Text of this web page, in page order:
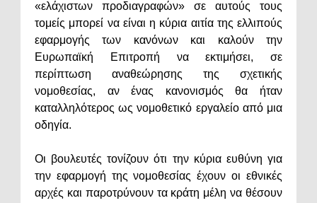
«ελάχιστων προδιαγραφών» σε αυτούς τους
τομείς μπορεί να είναι η κύρια αιτία της ελλιπούς
εφαρμογής των κανόνων και καλούν την
Ευρωπαϊκή Επιτροπή να εκτιμήσει, σε
περίπτωση αναθεώρησης της σχετικής
νομοθεσίας, αν ένας κανονισμός θα ήταν
καταλληλότερος ως νομοθετικό εργαλείο από μια
οδηγία.
Οι βουλευτές τονίζουν ότι την κύρια ευθύνη για
την εφαρμογή της νομοθεσίας έχουν οι εθνικές
αρχές και παροτρύνουν τα κράτη μέλη να θέσουν